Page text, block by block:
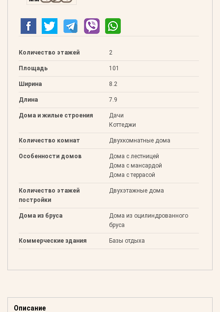
Количество этажей 2
Площадь 101
Ширина 8.2
Длина 7.9
Дома и жилые строения
Дачи
Коттеджи
Количество комнат Двухкомнатные дома
Особенности домов
Дома с лестницей
Дома с мансардой
Дома с террасой
Количество этажей
постройки
Двухэтажные дома
Дома из бруса
Дома из оцилиндрованного
бруса
Коммерческие здания Базы отдыха
Описание